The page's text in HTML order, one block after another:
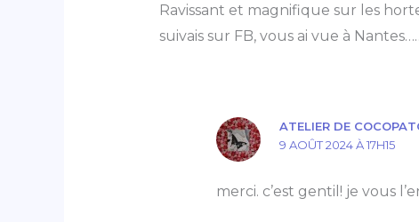
Ravissant et magnifique sur les
suivais sur FB, vous ai vue à
ATELIER DE
9 AOÛT 2024 À 17H15
merci. c’est gentil! je vous